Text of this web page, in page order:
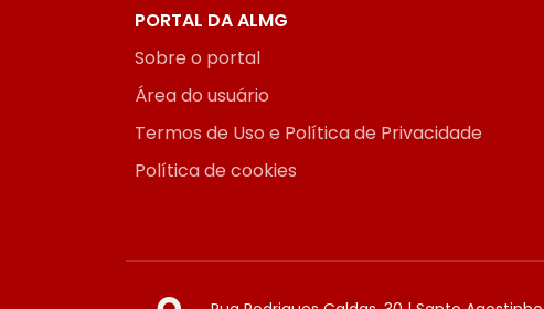
PORTAL DA ALMG
Sobre o portal
Área do usuário
Termos de Uso e Política de Privacidade
Política de cookies